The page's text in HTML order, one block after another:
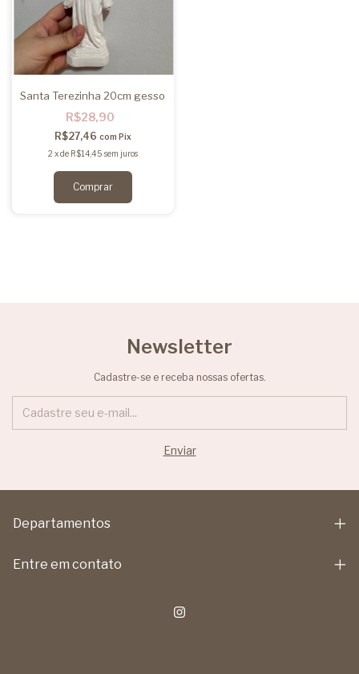
Santa Terezinha 20cm gesso
R$28,90
R$27,46 com Pix
2 xde R$14,45 sem juros
Newsletter
Cadastre-se e receba nossas ofertas.
Departamentos
Entre em contato